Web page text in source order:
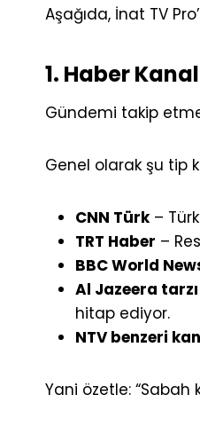
Aşağıda, İnat TV
1. Haber
Gündemi takip
Genel olarak şu tip
CNN Türk–
TRT Haber –
BBC World
Al Jazeera
hitap ediyor.
NTV benzeri
Yani özetle: “Sabah